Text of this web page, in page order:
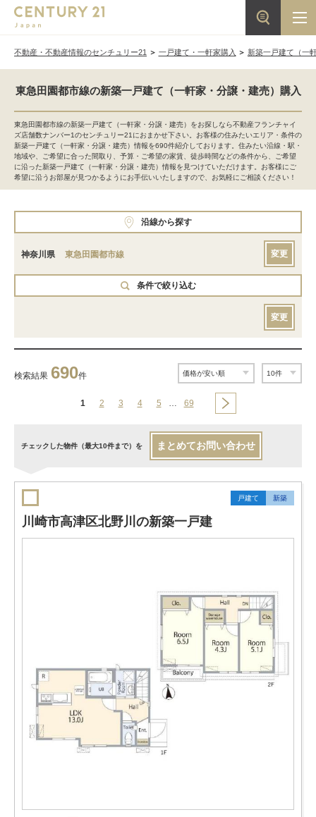
不動産・不動産情報のセンチュリー21 一戸建て・一軒家購入 新築一戸建て（一
東急田園都市線の新築一戸建て（一軒家・分譲・建売）購入
東急田園都市線の新築一戸建て（一軒家・分譲・建売）をお探しなら不動産フランチャイ
ズ店舗数ナンバー1のセンチュリー21におまかせ下さい。お客様の住みたいエリア・条件の
新築一戸建て（一軒家・分譲・建売）情報を690件紹介しております。住みたい沿線・駅・
地域や、ご希望に合った間取り、予算・ご希望の家賃、徒歩時間などの条件から、ご希望
に沿った新築一戸建て（一軒家・分譲・建売）情報を見つけていただけます。お客様にご
希望に沿うお部屋が見つかるようにお手伝いいたしますので、お気軽にご相談ください！
沿線から探す
神奈川県 東急田園都市線 変更
条件で絞り込む
変更
検索結果 690件
1 2 3 4 5 … 69
チェックした物件（最大10件まで）を まとめてお問い合わせ
戸建て 新築
川崎市高津区北野川の新築一戸建